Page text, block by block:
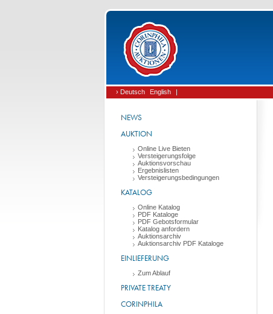
› Deutsch English |
NEWS
AUKTION
Online Live Bieten
Versteigerungsfolge
Auktionsvorschau
Ergebnislisten
Versteigerungsbedingungen
KATALOG
Online Katalog
PDF Kataloge
PDF Gebotsformular
Katalog anfordern
Auktionsarchiv
Auktionsarchiv PDF Kataloge
EINLIEFERUNG
Zum Ablauf
PRIVATE TREATY
CORINPHILA